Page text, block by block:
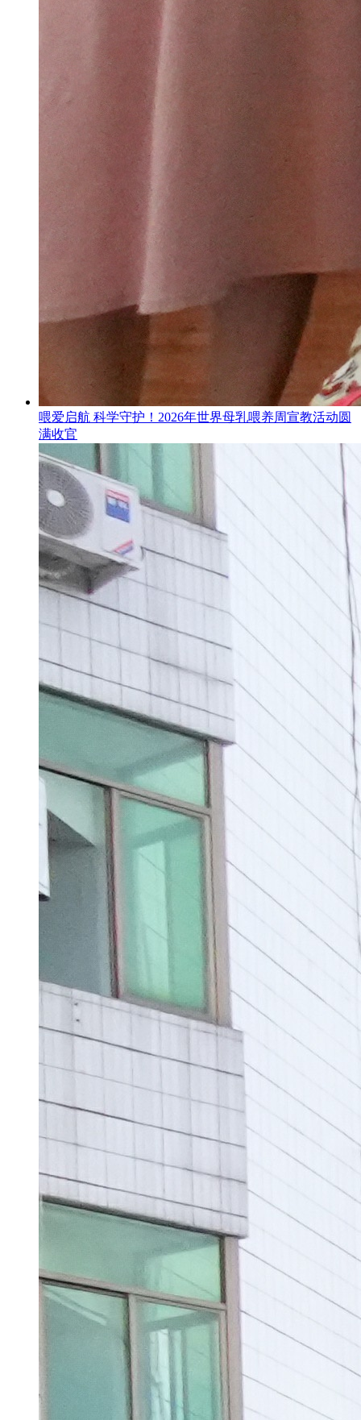
喂爱启航 科学守护！2026年世界母乳喂养周宣教活动圆
满收官